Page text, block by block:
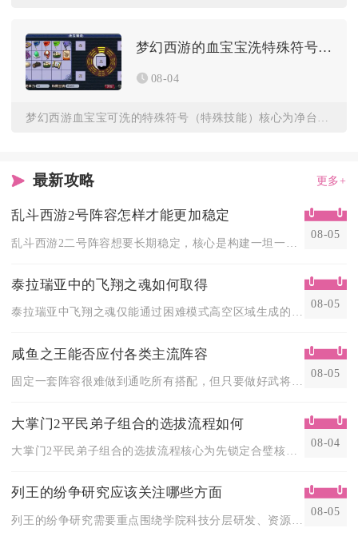
梦幻西游的血宝宝洗特殊符号有哪些
08-04
最新攻略 更多+
乱斗西游2号阵容怎样才能更加稳定
08-05
泰拉瑞亚中的飞翔之魂如何取得
泰拉瑞亚中飞翔之魂仅能通过困难模式高空区域生成的飞龙击杀后百...
08-05
咸鱼之王能否应付各类主流阵容
08-05
大掌门2平民弟子组合的选拔流程如何
08-04
列王的纷争研究应该关注哪些方面
08-05